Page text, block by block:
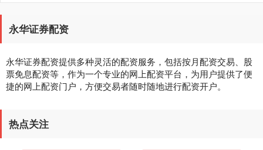
永华证券配资
永华证券配资提供多种灵活的配资服务，包括按月配资交易、股
票免息配资等，作为一个专业的网上配资平台，为用户提供了便
捷的网上配资门户，方便交易者随时随地进行配资开户。
热点关注